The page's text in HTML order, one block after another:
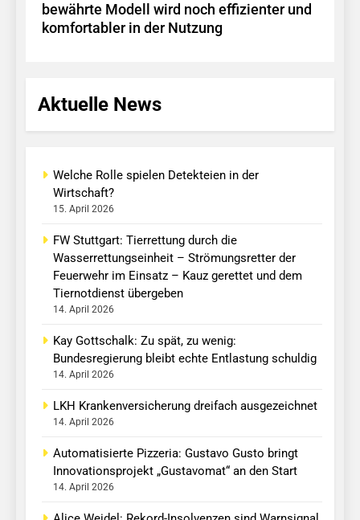
bewährte Modell wird noch effizienter und
komfortabler in der Nutzung
Aktuelle News
Welche Rolle spielen Detekteien in der
Wirtschaft?
15. April 2026
FW Stuttgart: Tierrettung durch die
Wasserrettungseinheit – Strömungsretter der
Feuerwehr im Einsatz – Kauz gerettet und dem
Tiernotdienst übergeben
14. April 2026
Kay Gottschalk: Zu spät, zu wenig:
Bundesregierung bleibt echte Entlastung schuldig
14. April 2026
LKH Krankenversicherung dreifach ausgezeichnet
14. April 2026
Automatisierte Pizzeria: Gustavo Gusto bringt
Innovationsprojekt „Gustavomat“ an den Start
14. April 2026